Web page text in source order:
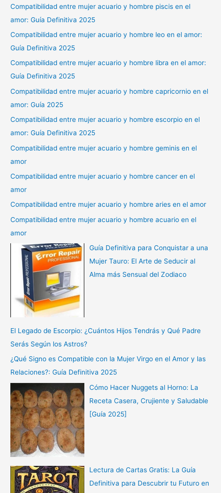
Compatibilidad entre mujer acuario y hombre piscis en el
amor: Guía Definitiva 2025
Compatibilidad entre mujer acuario y hombre leo en el amor:
Guía Definitiva 2025
Compatibilidad entre mujer acuario y hombre libra en el amor:
Guía Definitiva 2025
Compatibilidad entre mujer acuario y hombre capricornio en el
amor: Guía 2025
Compatibilidad entre mujer acuario y hombre escorpio en el
amor: Guía Definitiva 2025
Compatibilidad entre mujer acuario y hombre geminis en el
amor
Compatibilidad entre mujer acuario y hombre cancer en el
amor
Compatibilidad entre mujer acuario y hombre aries en el amor
Compatibilidad entre mujer acuario y hombre acuario en el
amor
Guía Definitiva para Conquistar a una
Mujer Tauro: El Arte de Seducir al
Alma más Sensual del Zodiaco
El Legado de Escorpio: ¿Cuántos Hijos Tendrás y Qué Padre
Serás Según los Astros?
¿Qué Signo es Compatible con la Mujer Virgo en el Amor y las
Relaciones?: Guía Definitiva 2025
Cómo Hacer Nuggets al Horno: La
Receta Casera, Crujiente y Saludable
[Guía 2025]
Lectura de Cartas Gratis: La Guía
Definitiva para Descubrir tu Futuro en